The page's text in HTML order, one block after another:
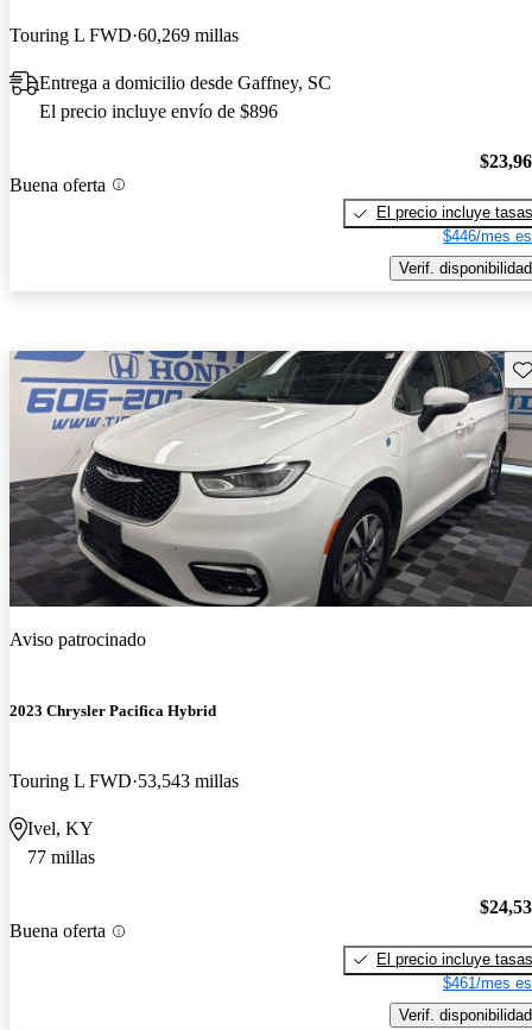
Touring L FWD 60,269 millas
Entrega a domicilio desde Gaffney, SC
El precio incluye envío de $896
Buena oferta
El precio incluye tasas
$446/mes
Verif. disponibilidad
Aviso patrocinado
2023 Chrysler Pacifica Hybrid
Touring L FWD 53,543 millas
Ivel, KY
77 millas
Buena oferta
El precio incluye tasas
$461/mes
Verif. disponibilidad